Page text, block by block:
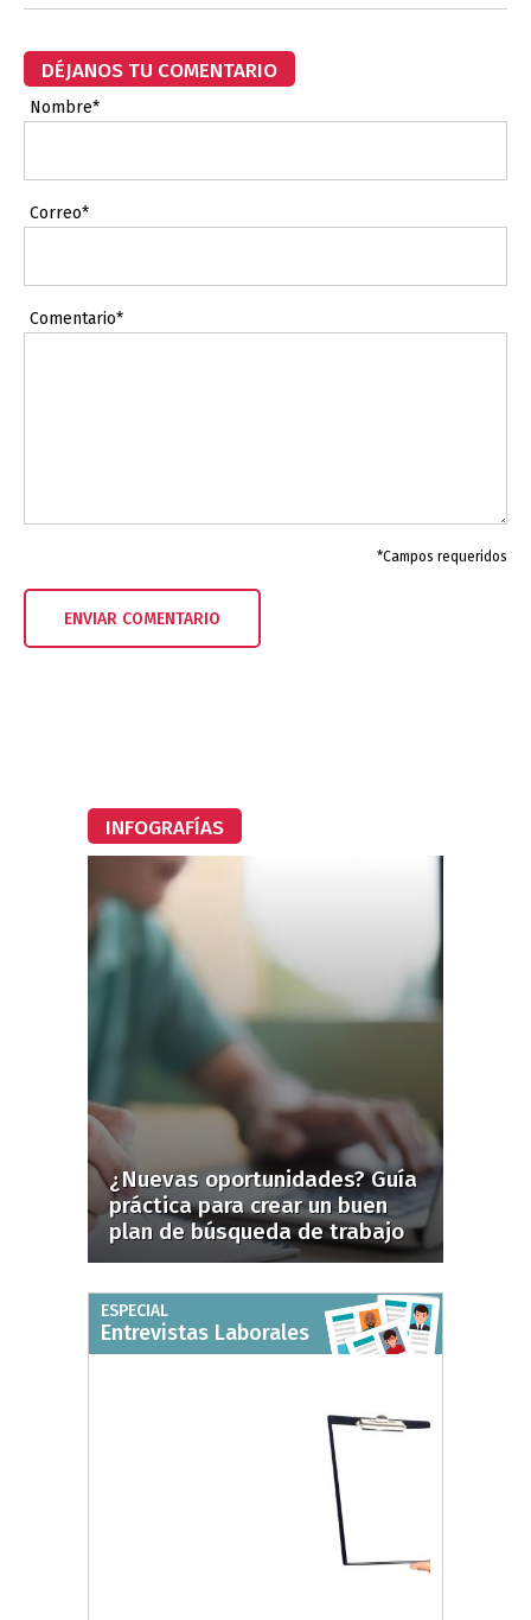
DÉJANOS TU COMENTARIO
Nombre*
Correo*
Comentario*
*Campos requeridos
INFOGRAFÍAS
¿Nuevas oportunidades? Guía
práctica para crear un buen
plan de búsqueda de trabajo
ESPECIAL
Entrevistas Laborales